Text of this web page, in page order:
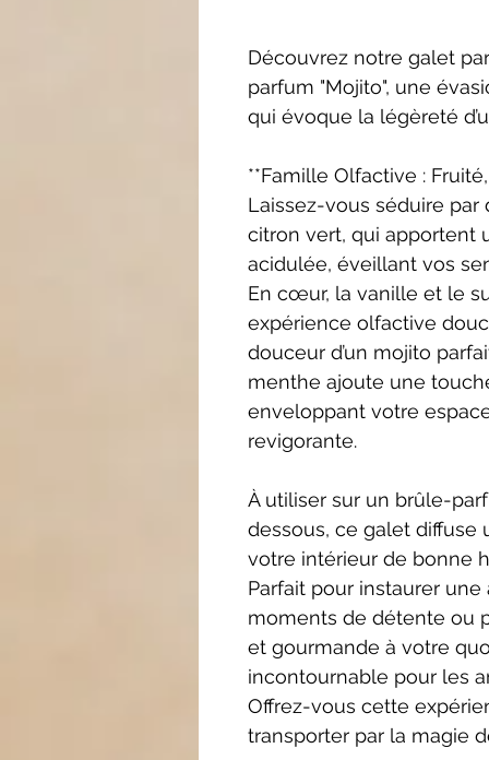
Découvrez notre galet
parfum "Mojito", une
qui évoque la légèreté
**Famille Olfactive :
Laissez-vous séduire
citron vert, qui apportent
acidulée, éveillant vos
En cœur, la vanille et le
expérience olfactive
douceur d’un mojito
menthe ajoute une
enveloppant votre
revigorante.
À utiliser sur un brûle-
dessous, ce galet diffuse
votre intérieur de bonne
Parfait pour instaurer
moments de détente ou
et gourmande à votre
incontournable pour les
Offrez-vous cette
transporter par la magie